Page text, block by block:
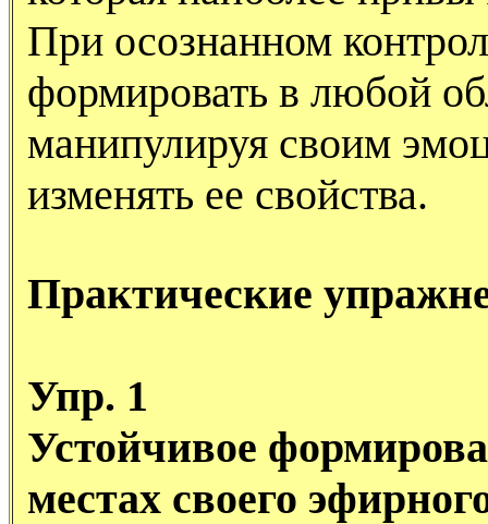
При осознанном
формировать в любой
манипулируя своим
изменять ее свойства.
Практические
Упр. 1
Устойчивое
местах своего